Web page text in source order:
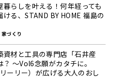
暮らしを叶える！何年経っても
る、STAND BY HOME 福島の
家づくり
資材と工具の専門店「石井産
～Vol6念願がカタチに。
ーリー）が広げる大人のおし